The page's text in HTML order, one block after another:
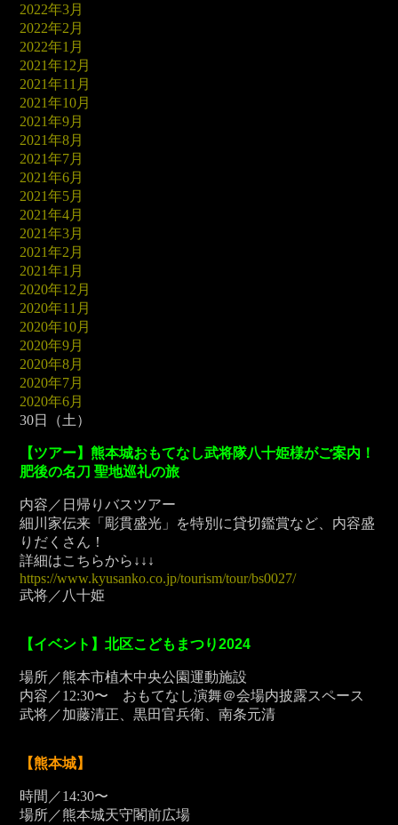
2022年3月
2022年2月
2022年1月
2021年12月
2021年11月
2021年10月
2021年9月
2021年8月
2021年7月
2021年6月
2021年5月
2021年4月
2021年3月
2021年2月
2021年1月
2020年12月
2020年11月
2020年10月
2020年9月
2020年8月
2020年7月
2020年6月
30日（土）
【ツアー】熊本城おもてなし武将隊八十姫様がご案内！
肥後の名刀 聖地巡礼の旅
内容／日帰りバスツアー
細川家伝来「彫貫盛光」を特別に貸切鑑賞など、内容盛
りだくさん！
詳細はこちらから↓↓↓
https://www.kyusanko.co.jp/tourism/tour/bs0027/
武将／八十姫
【イベント】北区こどもまつり2024
場所／熊本市植木中央公園運動施設
内容／12:30〜 おもてなし演舞＠会場内披露スペース
武将／加藤清正、黒田官兵衛、南条元清
【熊本城】
時間／14:30〜
場所／熊本城天守閣前広場